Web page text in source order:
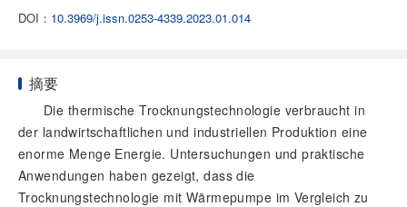
DOI： 10.3969/j.issn.0253-4339.2023.01.014
摘要
Die thermische Trocknungstechnologie verbraucht in
der landwirtschaftlichen und industriellen Produktion eine
enorme Menge Energie. Untersuchungen und praktische
Anwendungen haben gezeigt, dass die
Trocknungstechnologie mit Wärmepumpe im Vergleich zu